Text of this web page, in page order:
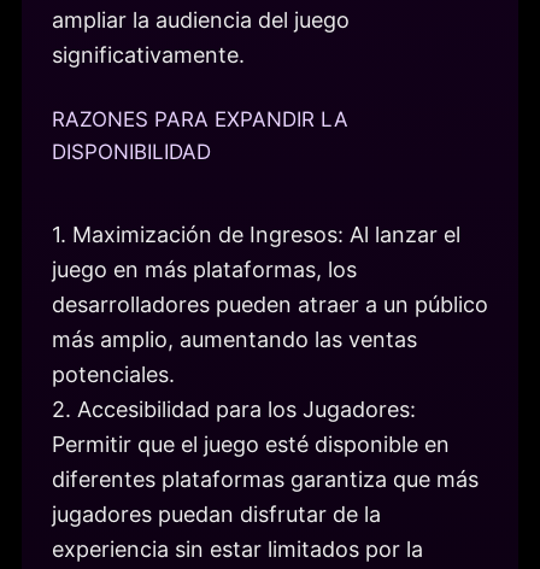
ampliar la audiencia del juego
significativamente.
RAZONES PARA EXPANDIR LA
DISPONIBILIDAD
1. Maximización de Ingresos: Al lanzar el
juego en más plataformas, los
desarrolladores pueden atraer a un público
más amplio, aumentando las ventas
potenciales.
2. Accesibilidad para los Jugadores:
Permitir que el juego esté disponible en
diferentes plataformas garantiza que más
jugadores puedan disfrutar de la
experiencia sin estar limitados por la